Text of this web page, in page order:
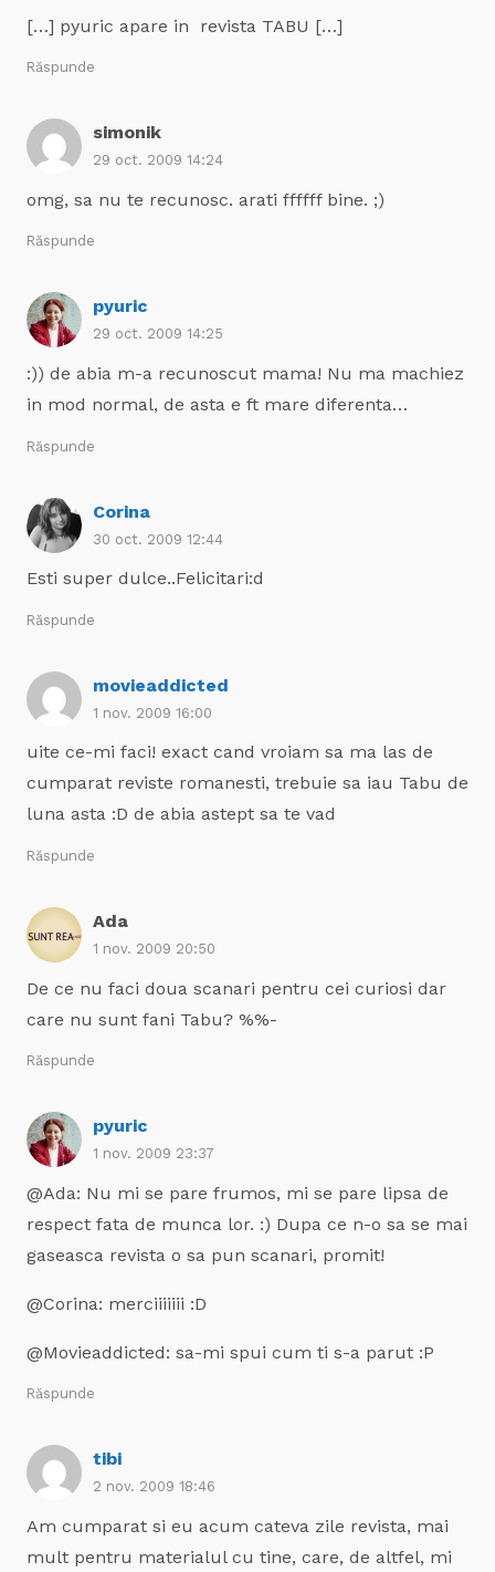
[…] pyuric apare in revista TABU […]
Răspunde
simonik
29 oct. 2009 14:24
omg, sa nu te recunosc. arati ffffff bine. ;)
Răspunde
pyuric
29 oct. 2009 14:25
:)) de abia m-a recunoscut mama! Nu ma machiez
in mod normal, de asta e ft mare diferenta…
Răspunde
Corina
30 oct. 2009 12:44
Esti super dulce..Felicitari:d
Răspunde
movieaddicted
1 nov. 2009 16:00
uite ce-mi faci! exact cand vroiam sa ma las de
cumparat reviste romanesti, trebuie sa iau Tabu de
luna asta :D de abia astept sa te vad
Răspunde
Ada
1 nov. 2009 20:50
De ce nu faci doua scanari pentru cei curiosi dar
care nu sunt fani Tabu? %%-
Răspunde
pyuric
1 nov. 2009 23:37
@Ada: Nu mi se pare frumos, mi se pare lipsa de
respect fata de munca lor. :) Dupa ce n-o sa se mai
gaseasca revista o sa pun scanari, promit!
@Corina: merciiiiiii :D
@Movieaddicted: sa-mi spui cum ti s-a parut :P
Răspunde
tibi
2 nov. 2009 18:46
Am cumparat si eu acum cateva zile revista, mai
mult pentru materialul cu tine, care, de altfel, mi